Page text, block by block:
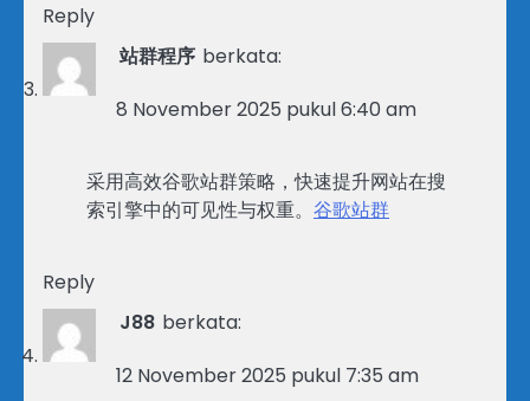
Reply
站群程序 berkata:
8 November 2025 pukul 6:40 am
采用高效谷歌站群策略，快速提升网站在搜
索引擎中的可见性与权重。 谷歌站群
Reply
J88 berkata:
12 November 2025 pukul 7:35 am